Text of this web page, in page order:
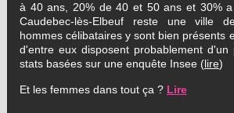
à 40 ans, 20% de 40 et 50 ans et 30%
Caudebec-lès-Elbeuf reste une ville
hommes célibataires y sont bien présents
d'entre eux disposent probablement
stats basées sur une enquête Insee (lire)
Et les femmes dans tout ça ? Lire